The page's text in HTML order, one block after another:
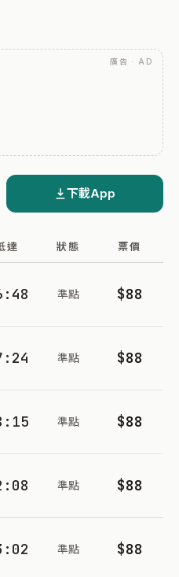
廣告 · AD
下載App
達 狀態 票價
準點 $88
準點 $88
準點 $88
準點 $88
準點 $88